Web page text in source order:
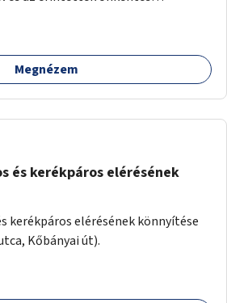
Megnézem
és kerékpáros elérésének
kerékpáros elérésének könnyítése
Kőbányai út).